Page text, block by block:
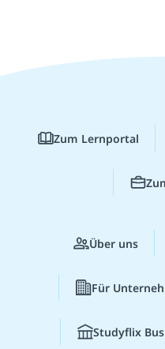
Zum Lernportal
Über uns
Für
Studyflix